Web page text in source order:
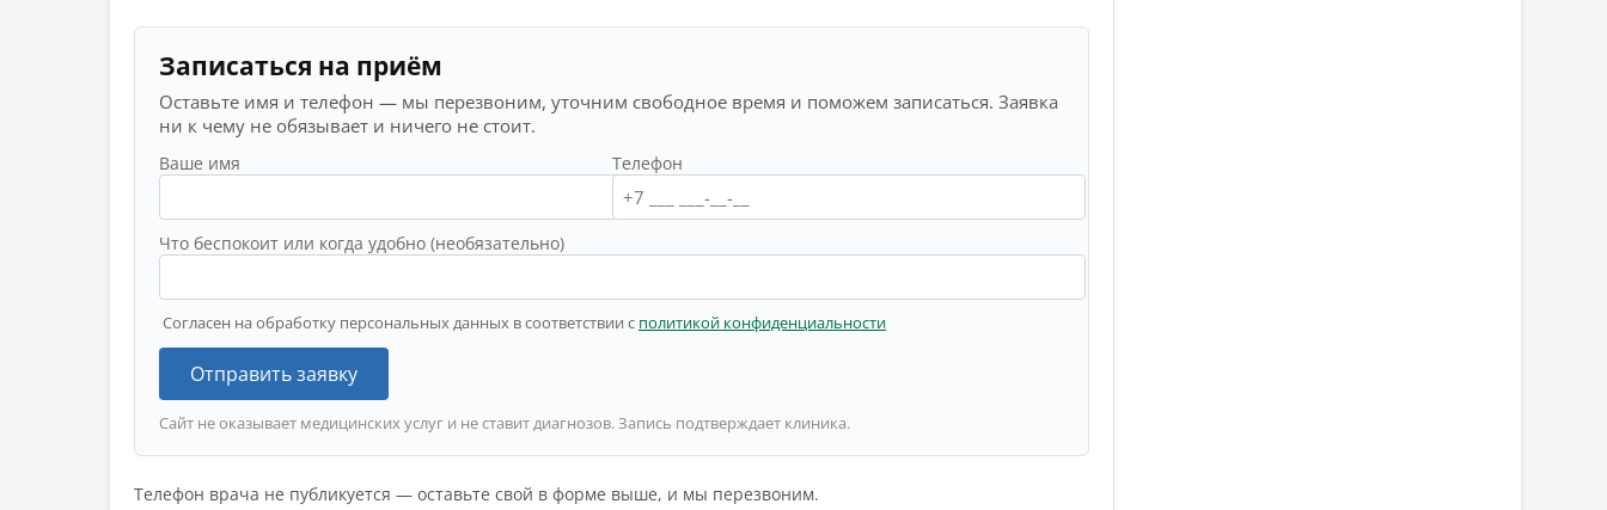
Записаться на приём
Оставьте имя и телефон — мы перезвоним, уточним свободное время и поможем записаться. Заявка
ни к чему не обязывает и ничего не стоит.
Ваше имя Телефон
Что беспокоит или когда удобно (необязательно)
Согласен на обработку персональных данных в соответствии с политикой конфиденциальности
Отправить заявку
Сайт не оказывает медицинских услуг и не ставит диагнозов. Запись подтверждает клиника.
Телефон врача не публикуется — оставьте свой в форме выше, и мы перезвоним.